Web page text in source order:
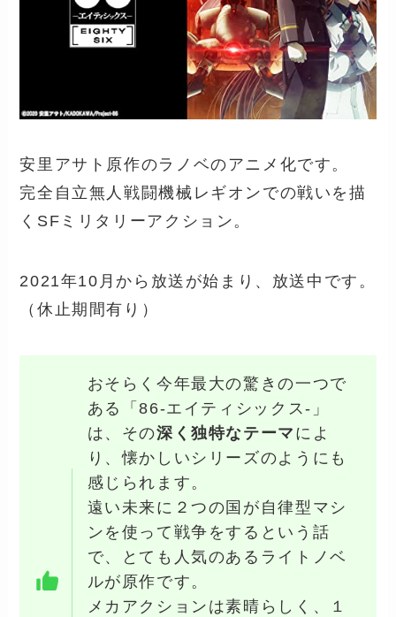
安里アサト原作のラノベのアニメ化です。
完全自立無人戦闘機械レギオンでの戦いを描
くSFミリタリーアクション。
2021年10月から放送が始まり、放送中です。
（休止期間有り）
おそらく今年最大の驚きの一つで
ある「86-エイティシックス-」
は、その深く独特なテーマ によ
り、懐かしいシリーズのようにも
感じられます。
遠い未来に２つの国が自律型マシ
ンを使って戦争をするという話
で、とても人気のあるライトノベ
ルが原作です。
メカアクションは素晴らしく、１